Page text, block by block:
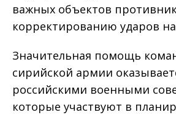
важных объектов
корректированию ударов
Значительная помощь
сирийской армии
российскими военными
которые участвуют в